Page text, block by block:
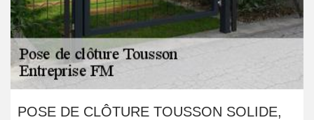
POSE DE CLÔTURE TOUSSON SOLIDE,